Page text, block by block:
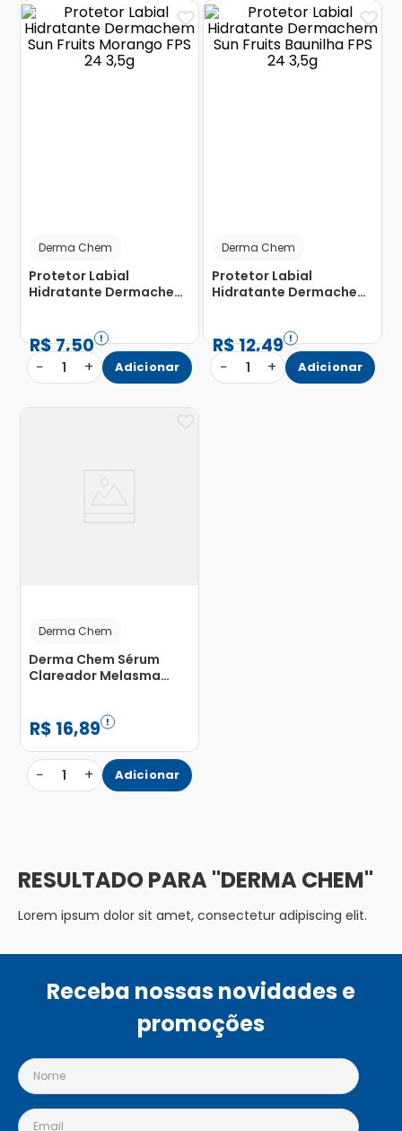
Derma Chem
Protetor Labial
Hidratante Dermachem
R$7,50
− 1 + Adicionar
Derma Chem
Protetor Labial
Hidratante Dermachem
R$12,49
− 1 + Adicionar
Derma Chem
Derma Chem Sérum
Clareador Melasma
R$ 16,89
− 1 + Adicionar
DERMA CHEM
Lorem ipsum dolor sit amet, consectetur adipiscing elit.
Receba nossas novidades e
promoções